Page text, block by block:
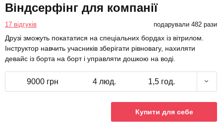
Віндсерфінг для компанії
17 відгуків подарували 482 рази
Друзі зможуть покататися на спеціальних бордах із вітрилом.
Інструктор навчить учасників зберігати рівновагу, нахиляти
девайс із борта на борт і управляти дошкою на воді.
9000 грн 4 люд. 1,5 год.
Купити для себе